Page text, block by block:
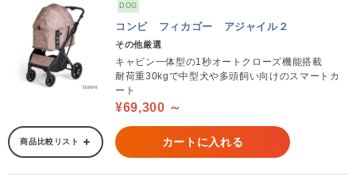
DOG
コンビ フィカゴー アジャイル２
その他厳選
キャビン一体型の1秒オートクローズ機能搭載
耐荷重30kgで中型犬や多頭飼い向けのスマートカ
ート
¥69,300 ～
商品比較リスト カートに入れる